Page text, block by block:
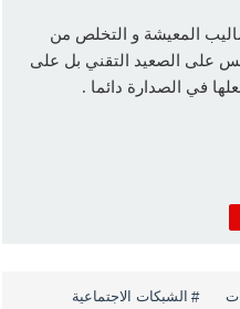
المعيشة و التخلص من
على الصعيد التقني بل على
في الصدارة دائما .
الشبكات الاجتماعية